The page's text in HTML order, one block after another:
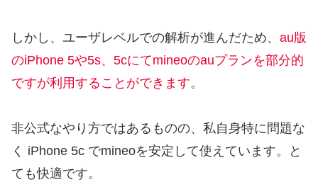
しかし、ユーザレベルでの解析が進んだため、 au版
のiPhone 5や5s、5cにてmineoのauプランを部分的
ですが利用することができます。
非公式なやり方ではあるものの、私自身特に問題な
く iPhone 5c でmineoを安定して使えています。と
ても快適です。